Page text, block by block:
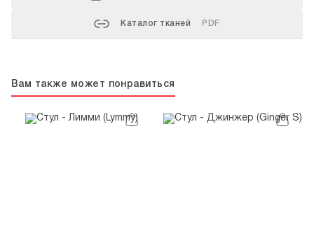
Каталог тканей PDF
Вам также может понравиться